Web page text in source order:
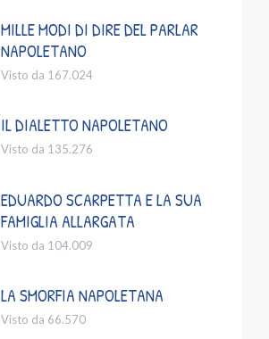
MILLE MODI DI DIRE DEL PARLAR
NAPOLETANO
Visto da 167.024
IL DIALETTO NAPOLETANO
Visto da 135.276
EDUARDO SCARPETTA E LA SUA
FAMIGLIA ALLARGATA
Visto da 104.009
LA SMORFIA NAPOLETANA
Visto da 66.570